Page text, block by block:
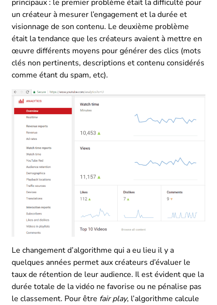
principaux : le premier problème était la difficulté pour
un créateur à mesurer l’engagement et la durée et
visionnage de son contenu. Le deuxième problème
était la tendance que les créateurs avaient à mettre en
œuvre différents moyens pour générer des clics (mots
clés non pertinents, descriptions et contenu considérés
comme étant du spam, etc).
Le changement d’algorithme qui a eu lieu il y a
quelques années permet aux créateurs d’évaluer le
taux de rétention de leur audience. Il est évident que la
durée totale de la vidéo ne favorise ou ne pénalise pas
le classement. Pour être fair play, l’algorithme calcule